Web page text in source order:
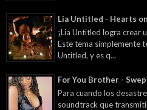
Lia Untitled - Hearts
¡Lia Untitled logra crear
Este tema simplemente
Untitled, y es q...
For You Brother -
Para cuando los
soundtrack que